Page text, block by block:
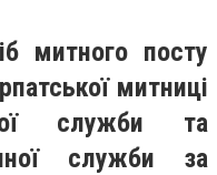
митного посту
митниці
служби та
служби за